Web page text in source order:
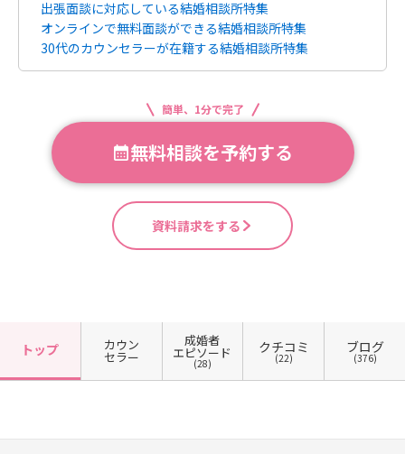
出張面談に対応している結婚相談所特集
オンラインで無料面談ができる結婚相談所特集
30代のカウンセラーが在籍する結婚相談所特集
簡単、1分で完了
無料相談を予約する
資料請求をする
トップ カウン
セラー
成婚者
エピソード
(28)
クチコミ
(22)
ブログ
(376)